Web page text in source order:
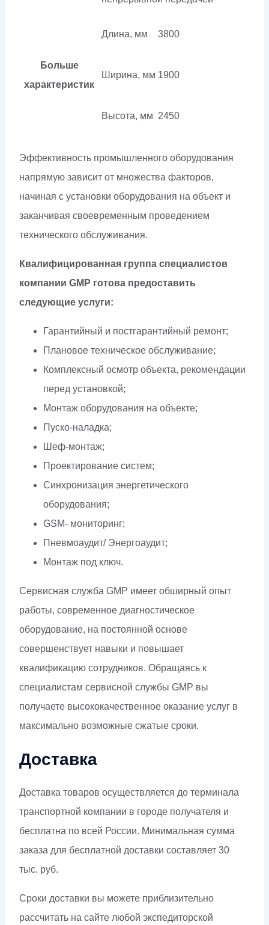
Больше
характеристик
Длина, мм 3800
Ширина, мм 1900
Высота, мм 2450
Эффективность промышленного оборудования
напрямую зависит от множества факторов,
начиная с установки оборудования на объект и
заканчивая своевременным проведением
технического обслуживания.
Квалифицированная группа специалистов
компании GMP готова предоставить
следующие услуги:
Гарантийный и постгарантийный ремонт;
Плановое техническое обслуживание;
Комплексный осмотр объекта, рекомендации
перед установкой;
Монтаж оборудования на объекте;
Пуско-наладка;
Шеф-монтаж;
Проектирование систем;
Синхронизация энергетического
оборудования;
GSM- мониторинг;
Пневмоаудит/ Энергоаудит;
Монтаж под ключ.
Сервисная служба GMP имеет обширный опыт
работы, современное диагностическое
оборудование, на постоянной основе
совершенствует навыки и повышает
квалификацию сотрудников. Обращаясь к
специалистам сервисной службы GMP вы
получаете высококачественное оказание услуг в
максимально возможные сжатые сроки.
Доставка
Доставка товаров осуществляется до терминала
транспортной компании в городе получателя и
бесплатна по всей России. Минимальная сумма
заказа для бесплатной доставки составляет 30
тыс. руб.
Сроки доставки вы можете приблизительно
рассчитать на сайте любой экспедиторской